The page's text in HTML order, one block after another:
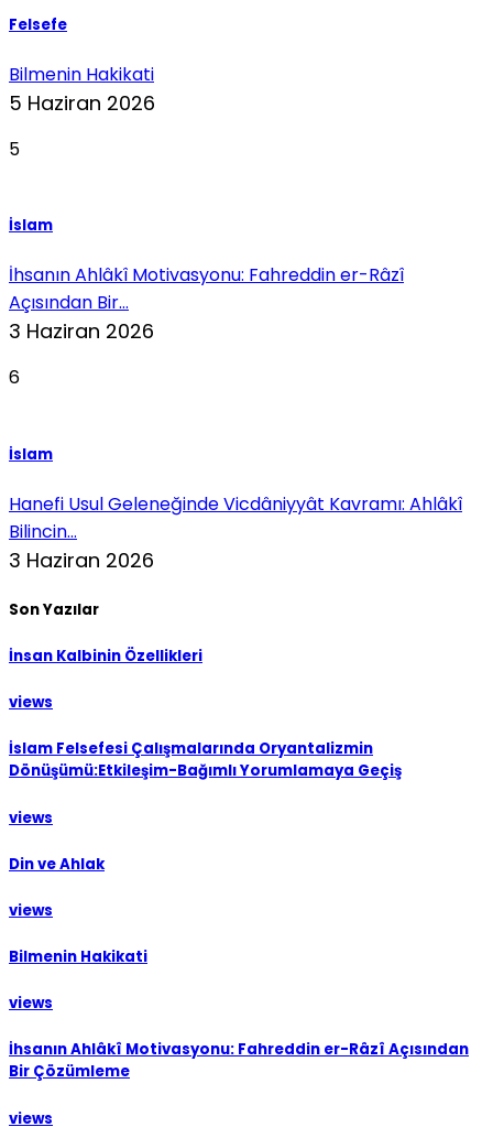
Felsefe
Bilmenin Hakikati
5 Haziran 2026
5
İslam
İhsanın Ahlâkî Motivasyonu: Fahreddin er-Râzî
Açısından Bir...
3 Haziran 2026
6
İslam
Hanefi Usul Geleneğinde Vicdâniyyât Kavramı: Ahlâkî
Bilincin...
3 Haziran 2026
Son Yazılar
İnsan Kalbinin Özellikleri
views
İslam Felsefesi Çalışmalarında Oryantalizmin
Dönüşümü:Etkileşim-Bağımlı Yorumlamaya Geçiş
views
Din ve Ahlak
views
Bilmenin Hakikati
views
İhsanın Ahlâkî Motivasyonu: Fahreddin er-Râzî Açısından
Bir Çözümleme
views